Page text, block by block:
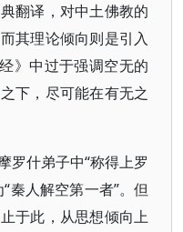
翻译，对中土佛教的
其理论倾向则是引入
》中过于强调空无的
下，尽可能在有无之
什弟子中“称得上罗
秦人解空第一者”。但
于此，从思想倾向上